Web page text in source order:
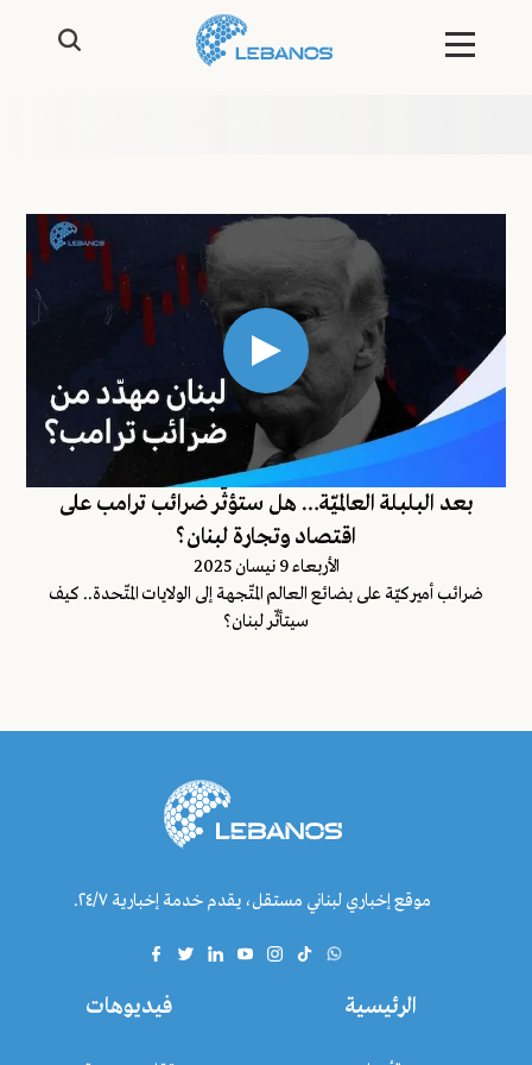
بعد البلبلة العالميّة… هل ستؤثّر ضرائب ترامب على
اقتصاد وتجارة لبنان؟
اﻷربعاء 9 نيسان 2025
ضرائب أميركيّة على بضائع العالم المتّجهة إلى الولايات المتّحدة.. كيف
سيتأثّر لبنان؟
موقع إخباري لبناني مستقل، يقدم خدمة إخبارية ٢٤/٧.
الرئيسية فيديوهات